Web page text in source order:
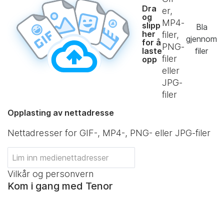
Dra
og
slipp
her
for å
laste
opp
er,
MP4-
filer,
PNG-
filer
eller
JPG-
filer
Bla
gjennom
filer
Opplasting av nettadresse
Nettadresser for GIF-, MP4-, PNG- eller JPG-filer
Vilkår og personvern
Kom i gang med Tenor